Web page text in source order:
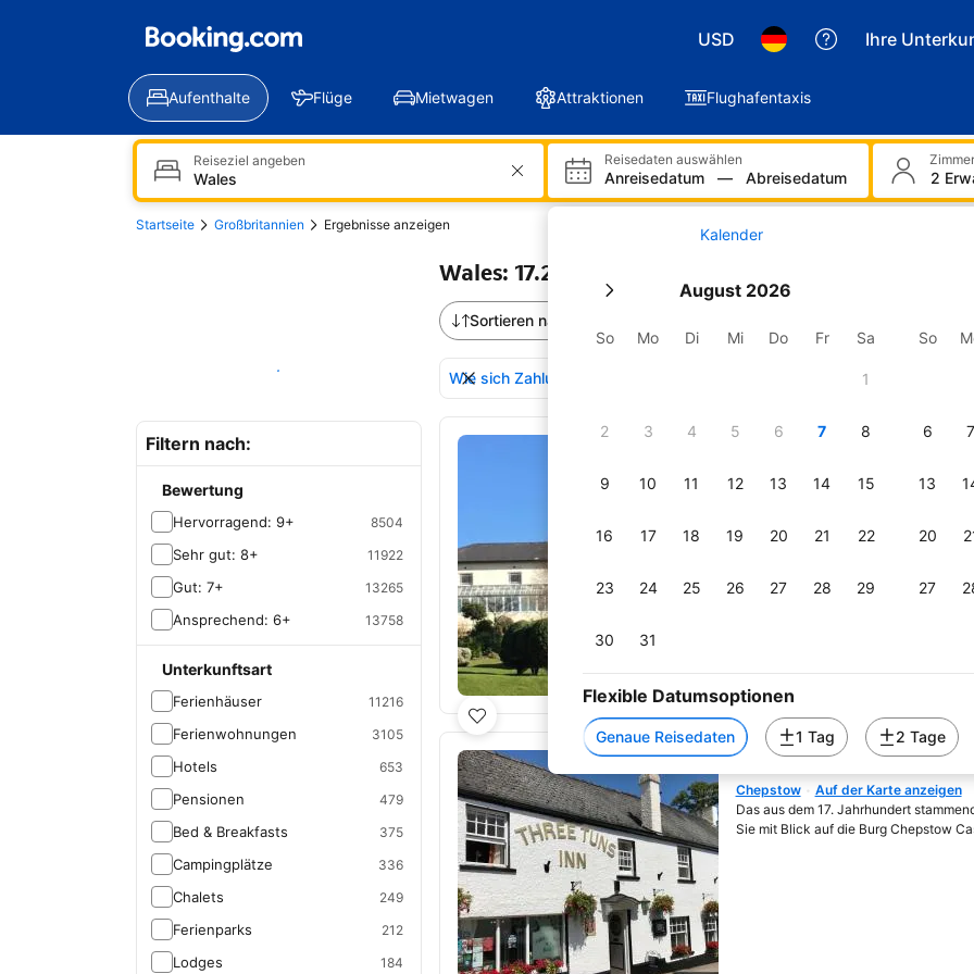
USD Ihre
Aufenthalte Flüge Mietwagen Attraktionen Flughafentaxis
Reiseziel angeben Reisedaten auswählen
Anreisedatum — Abreisedatum
Kalender
August 2026
So Mo Di Mi Do Fr Sa
1
2 3 4 5 6 7 8
9 10 11 12 13 14 15
16 17 18 19 20 21 22
23 24 25 26 27 28 29
30 31
So
6 7
13
20
27
Flexible Datumsoptionen
Genaue Reisedaten 1 Tag 2 Tage
2
Startseite Großbritannien Ergebnisse anzeigen
Auf der Karte anzeigen
Filtern nach:
Bewertung
Hervorragend: 9+ 8504
Sehr gut: 8+ 11922
Gut: 7+ 13265
Ansprechend: 6+ 13758
Unterkunftsart
Ferienhäuser 11216
Ferienwohnungen 3105
Hotels 653
Pensionen 479
Bed & Breakfasts 375
Campingplätze 336
Chalets 249
Ferienparks 212
Lodges 184
Wales: 17.232 Unterkünfte gefunden
Sortieren nach:
Wie sich Zahlungen auf das Ranking der Unterkünfte auswirken
Ergebnisse durchsehen für Wales
Wird in neuem Fenster
Llanberis
Auf der Karte anzeigen
At the foot of Mount Snowdon, The
baths, showers, tea and coffee facilities
The Three Tuns
Wird in neuem Fenster
Chepstow
Auf der Karte anzeigen
Das aus dem 17. Jahrhundert
Sie mit Blick auf die Burg Chepstow